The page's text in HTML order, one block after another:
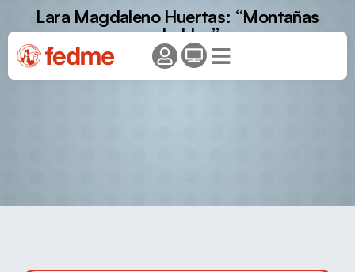
Lara Magdaleno Huertas: “Montañas
probables”